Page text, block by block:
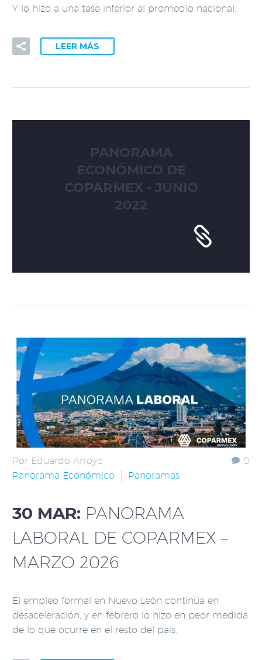
Y lo hizo a una tasa inferior al promedio nacional.
LEER MÁS
PANORAMA
ECONÓMICO DE
COPARMEX - JUNIO
2022
0
Por Eduardo Arroyo
Panorama Económico
Panoramas
30 MAR: PANORAMA
LABORAL DE COPARMEX –
MARZO 2026
El empleo formal en Nuevo León continúa en
desaceleración, y en febrero lo hizo en peor medida
de lo que ocurre en el resto del país.